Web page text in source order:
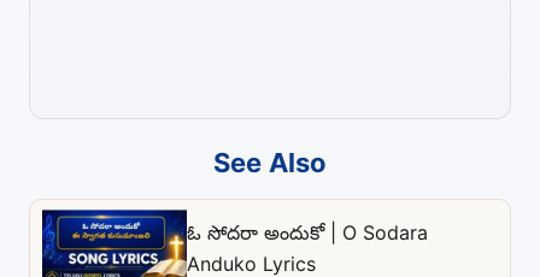
See Also
ఓ సోదరా అందుకో | O Sodara
Anduko Lyrics